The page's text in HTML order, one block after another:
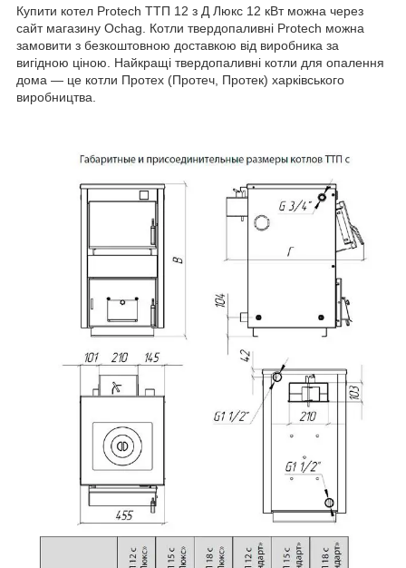
Купити котел Protech ТТП 12 з Д Люкс 12 кВт можна через
сайт магазину Ochag. Котли твердопаливні Protech можна
замовити з безкоштовною доставкою від виробника за
вигідною ціною. Найкращі твердопаливні котли для опалення
дома — це котли Протех (Протеч, Протек) харківського
виробництва.